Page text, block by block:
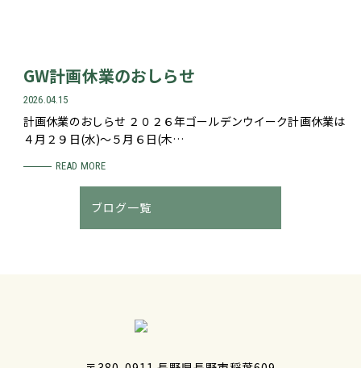
GW計画休業のおしらせ
2026.04.15
計画休業のおしらせ ２０２６年ゴールデンウイーク計画休業は
４月２９日(水)～５月６日(木…
READ MORE
ブログ一覧